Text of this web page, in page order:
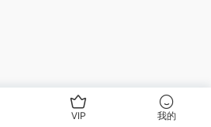
VIP 我的